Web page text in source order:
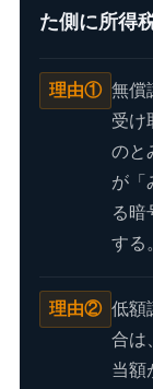
た側に所得
理由① 無償
受け
のと
が「
る暗
する
理由② 低額
合は
当額